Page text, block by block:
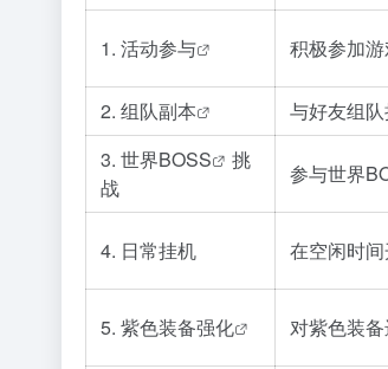
1. 活动参与 积极参加
2. 组队副本 与好友组队
3. 世界BOSS
挑
战
参与世界
4. 日常挂机 在空闲时
5. 紫色装备强化 对紫色装